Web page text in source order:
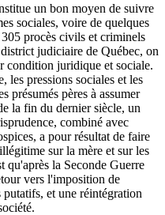
un bon moyen de suivre
sociales, voire de quelques
procès civils et criminels
judiciaire de Québec, on
condition juridique et sociale.
les pressions sociales et les
présumés pères à assumer
la fin du dernier siècle, un
combiné avec
a pour résultat de faire
sur la mère et sur les
qu'après la Seconde Guerre
vers l'imposition de
et une réintégration